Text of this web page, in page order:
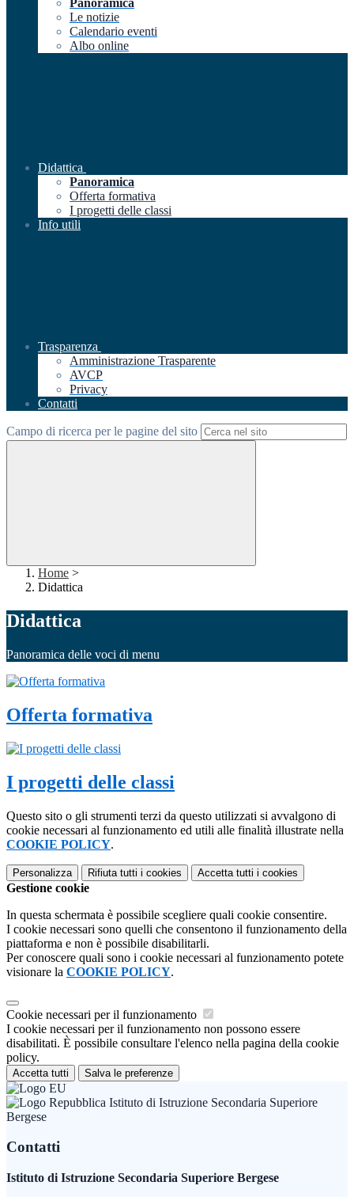
Panoramica
Le notizie
Calendario eventi
Albo online
Didattica
Panoramica
Offerta formativa
I progetti delle classi
Info utili
Trasparenza
Amministrazione Trasparente
AVCP
Privacy
Contatti
Campo di ricerca per le pagine del sito
Home >
Didattica
Didattica
Panoramica delle voci di menu
Offerta formativa
I progetti delle classi
Questo sito o gli strumenti terzi da questo utilizzati si avvalgono di
cookie necessari al funzionamento ed utili alle finalità illustrate nella
COOKIE POLICY.
Personalizza Rifiuta tutti i cookies Accetta tutti i cookies
Gestione cookie
In questa schermata è possibile scegliere quali cookie consentire.
I cookie necessari sono quelli che consentono il funzionamento della
piattaforma e non è possibile disabilitarli.
Per conoscere quali sono i cookie necessari al funzionamento potete
visionare la COOKIE POLICY.
Cookie necessari per il funzionamento
I cookie necessari per il funzionamento non possono essere
disabilitati. È possibile consultare l'elenco nella pagina della cookie
policy.
Accetta tutti Salva le preferenze
Istituto di Istruzione Secondaria Superiore
Bergese
Contatti
Istituto di Istruzione Secondaria Superiore Bergese